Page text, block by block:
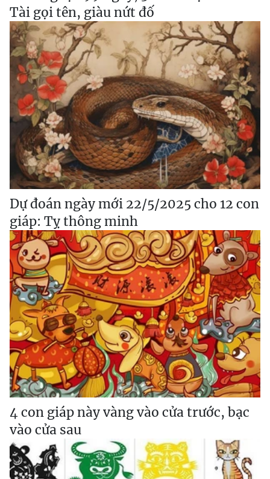
Tài gọi tên, giàu nứt đố
Dự đoán ngày mới 22/5/2025 cho 12 con
giáp: Tỵ thông minh
4 con giáp này vàng vào cửa trước, bạc
vào cửa sau